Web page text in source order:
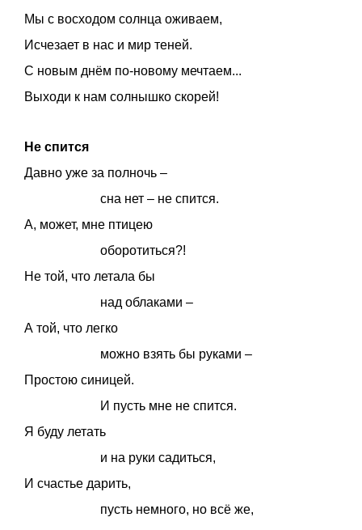
Мы с восходом солнца оживаем,
Исчезает в нас и мир теней.
С новым днём по-новому мечтаем...
Выходи к нам солнышко скорей!
Не спится
Давно уже за полночь –
сна нет – не спится.
А, может, мне птицею
оборотиться?!
Не той, что летала бы
над облаками –
А той, что легко
можно взять бы руками –
Простою синицей.
И пусть мне не спится.
Я буду летать
и на руки садиться,
И счастье дарить,
пусть немного, но всё же,